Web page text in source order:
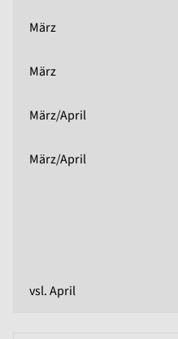
März
März
März/April
März/April
vsl. April